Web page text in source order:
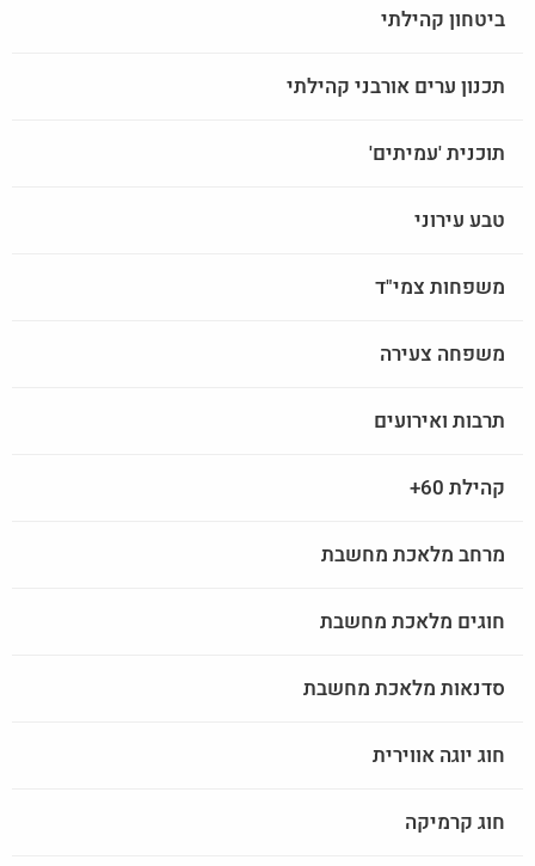
ביטחון קהילתי
תכנון ערים אורבני קהילתי
תוכנית 'עמיתים'
טבע עירוני
משפחות צמי"ד
משפחה צעירה
תרבות ואירועים
קהילת 60+
מרחב מלאכת מחשבת
חוגים מלאכת מחשבת
סדנאות מלאכת מחשבת
חוג יוגה אווירית
חוג קרמיקה